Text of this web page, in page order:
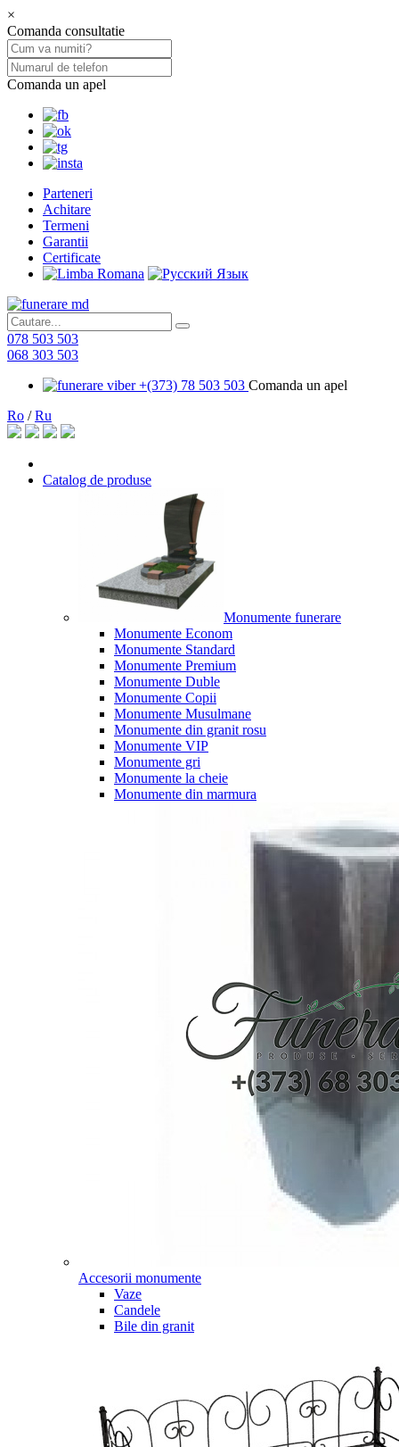
×
Comanda consultatie
Comanda un apel
Parteneri
Achitare
Termeni
Garantii
Certificate
078 503 503
068 303 503
+(373) 78 503 503 Comanda un apel
Ro /Ru
Catalog de produse
Monumente funerare
Monumente Econom
Monumente Standard
Monumente Premium
Monumente Duble
Monumente Copii
Monumente Musulmane
Monumente din granit rosu
Monumente VIP
Monumente gri
Monumente la cheie
Monumente din marmura
Accesorii monumente
Vaze
Candele
Bile din granit